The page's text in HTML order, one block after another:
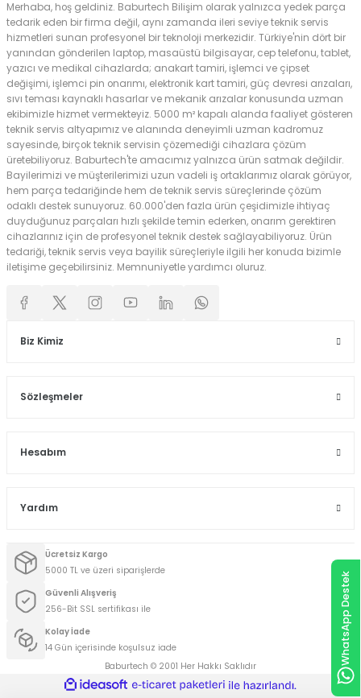
Merhaba, hoş geldiniz. Baburtech Bilişim olarak yalnızca yedek parça
tedarik eden bir firma değil, aynı zamanda ileri seviye teknik servis
hizmetleri sunan profesyonel bir teknoloji merkezidir. Türkiye'nin dört bir
yanından gönderilen laptop, masaüstü bilgisayar, cep telefonu, tablet,
yazıcı ve medikal cihazlarda; anakart tamiri, işlemci ve çipset
değişimi, işlemci pin onarımı, elektronik kart tamiri, güç devresi arızaları,
sıvı teması kaynaklı hasarlar ve mekanik arızalar konusunda uzman
ekibimizle hizmet vermekteyiz. 5000 m² kapalı alanda faaliyet gösteren
teknik servis altyapımız ve alanında deneyimli uzman kadromuz
sayesinde, birçok teknik servisin çözemediği cihazlara çözüm
üretebiliyoruz. Baburtech'te amacımız yalnızca ürün satmak değildir.
Bayilerimizi ve müşterilerimizi uzun vadeli iş ortaklarımız olarak görüyor,
hem parça tedariğinde hem de teknik servis süreçlerinde çözüm
odaklı destek sunuyoruz. 60.000'den fazla ürün çeşidimizle ihtiyaç
duyduğunuz parçaları hızlı şekilde temin ederken, onarım gerektiren
cihazlarınız için de profesyonel teknik destek sağlayabiliyoruz. Ürün
tedariği, teknik servis veya bayilik süreçleriyle ilgili her konuda bizimle
iletişime geçebilirsiniz. Memnuniyetle yardımcı oluruz.
Biz Kimiz
Sözleşmeler
Hesabım
Yardım
Ücretsiz Kargo
5000 TL ve üzeri siparişlerde
Güvenli Alışveriş
256-Bit SSL sertifikası ile
Kolay İade
14 Gün içerisinde koşulsuz iade
Baburtech © 2001 Her Hakkı Saklıdır
WhatsApp Destek
ideasoft
e-
hazırlandı.